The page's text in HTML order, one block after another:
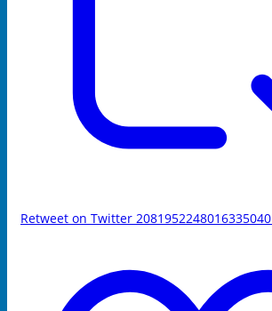
Retweet on Twitter 2081952248016335040